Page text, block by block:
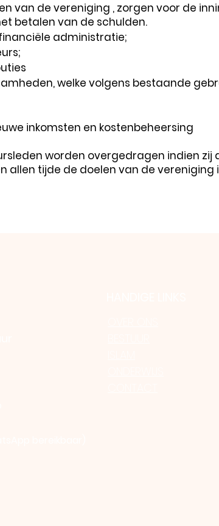
van de vereniging , zorgen voor de
betalen van de schulden.
administratie;
welke volgens bestaande
inkomsten en kostenbeheersing
worden overgedragen indien
allen tijde de doelen van de